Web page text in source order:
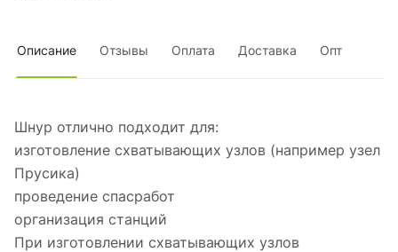
Описание Отзывы Оплата Доставка Опт
Шнур отлично подходит для:
изготовление схватывающих узлов (например узел
Прусика)
проведение спасработ
организация станций
При изготовлении схватывающих узлов